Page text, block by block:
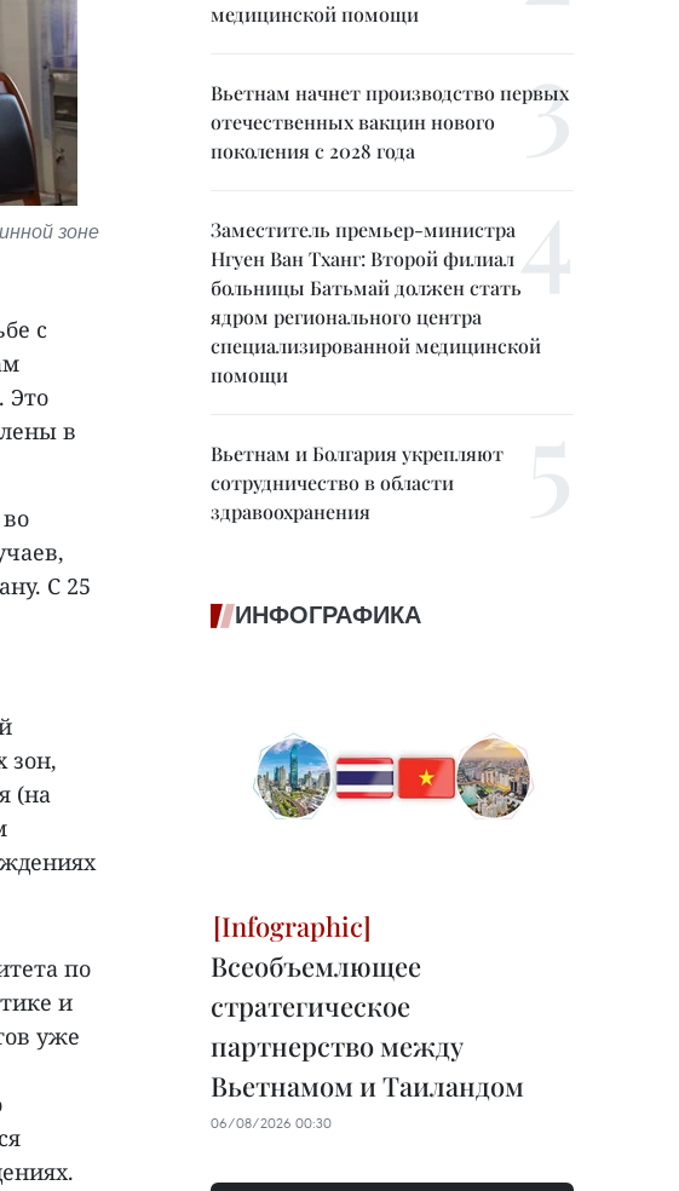
зоне
с
Это
в
С 25
зон,
(на
по
и
уже
медицинской помощи
Вьетнам начнет производство первых
отечественных вакцин нового
поколения с 2028 года
Заместитель премьер-министра
Нгуен Ван Тханг: Второй филиал
больницы Батьмай должен стать
ядром регионального центра
специализированной медицинской
помощи
Вьетнам и Болгария укрепляют
сотрудничество в области
здравоохранения
ИНФОГРАФИКА
Всеобъемлющее
стратегическое
партнерство между
Вьетнамом и Таиландом
06/08/2026 00:30